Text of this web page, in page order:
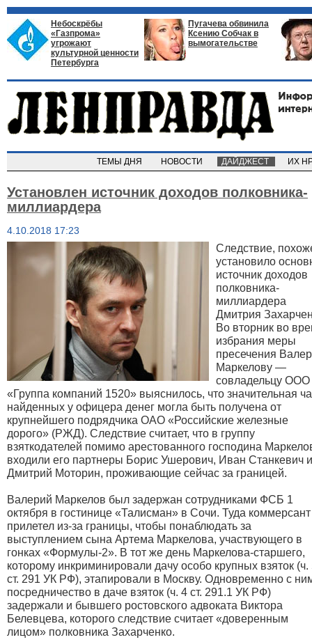
Небоскрёбы
«Газпрома»
угрожают
культурной ценности
Петербурга
Пугачева обвинила
Ксению Собчак в
вымогательстве
ТЕМЫ ДНЯ НОВОСТИ ДАЙДЖЕСТ ИХ
Установлен источник доходов полковника-
миллиардера
4.10.2018 17:23
Следствие,
установило
источник доходов
полковника-
миллиардера
Дмитрия
Во вторник во
избрания меры
пресечения
Маркелову —
совладельцу ООО
«Группа компаний 1520» выяснилось, что значительная
найденных у офицера денег могла быть получена от
крупнейшего подрядчика ОАО «Российские железные
дорого» (РЖД). Следствие считает, что в группу
взяткодателей помимо арестованного господина
входили его партнеры Борис Ушерович, Иван Станкевич и
Дмитрий Моторин, проживающие сейчас за границей.
Валерий Маркелов был задержан сотрудниками ФСБ 1
октября в гостинице «Талисман» в Сочи. Туда коммерсант
прилетел из-за границы, чтобы понаблюдать за
выступлением сына Артема Маркелова, участвующего в
гонках «Формулы-2». В тот же день Маркелова-старшего,
которому инкриминировали дачу особо крупных взяток (ч.
ст. 291 УК РФ), этапировали в Москву. Одновременно с
посредничество в даче взяток (ч. 4 ст. 291.1 УК РФ)
задержали и бывшего ростовского адвоката Виктора
Белевцева, которого следствие считает «доверенным
лицом» полковника Захарченко.